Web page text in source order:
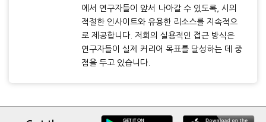
에서 연구자들이 앞서 나아갈 수 있도록, 시의
적절한 인사이트와 유용한 리소스를 지속적으
로 제공합니다. 저희의 실용적인 접근 방식은
연구자들이 실제 커리어 목표를 달성하는 데 중
점을 두고 있습니다.